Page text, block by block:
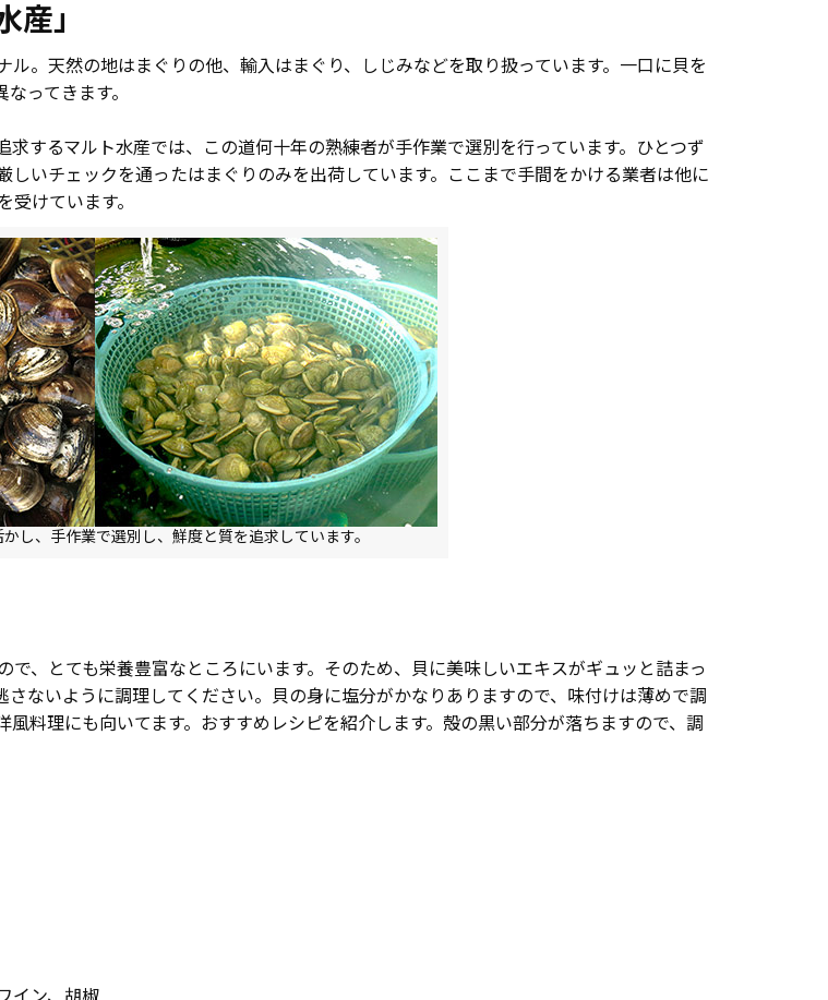
」
。天然の地はまぐりの他、輸入はまぐり、しじみなどを取り扱っています。一口に貝を
ってきます。
するマルト水産では、この道何十年の熟練者が手作業で選別を行っています。ひとつず
いチェックを通ったはまぐりのみを出荷しています。ここまで手間をかける業者は他に
けています。
し、手作業で選別し、鮮度と質を追求しています。
、とても栄養豊富なところにいます。そのため、貝に美味しいエキスがギュッと詰まっ
ないように調理してください。貝の身に塩分がかなりありますので、味付けは薄めで調
料理にも向いてます。おすすめレシピを紹介します。殻の黒い部分が落ちますので、調